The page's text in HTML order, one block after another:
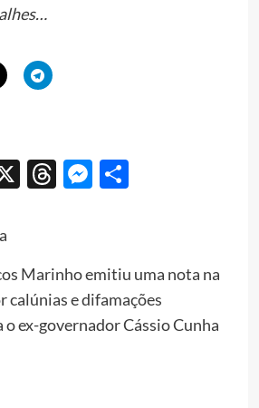
X Threads
Messenger
Share
Marinho emitiu uma nota na
calúnias e difamações
ex-governador Cássio Cunha